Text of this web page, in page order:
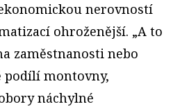
nerovností
ohroženější. „A to
zaměstnanosti nebo
podílí montovny,
náchylné